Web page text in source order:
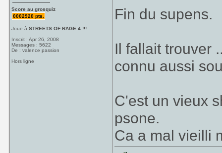
Score au grosquiz
0002920 pts.
Joue àSTREETS OF RAGE 4 !!!
Inscrit : Apr 26, 2008
Messages : 5622
De : valence passion
Hors ligne
Fin du supens.
Il fallait trouver
connu aussi
C'est un vieux
psone.
Ca a mal vieilli